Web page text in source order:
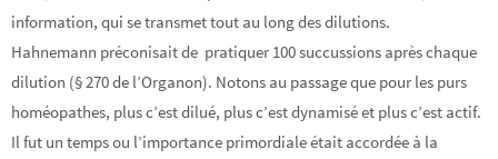
information, qui se transmet tout au long des dilutions.
Hahnemann préconisait de pratiquer 100 succussions après chaque
dilution (§ 270 de l’Organon). Notons au passage que pour les purs
homéopathes, plus c’est dilué, plus c’est dynamisé et plus c’est actif.
Il fut un temps ou l’importance primordiale était accordée à la